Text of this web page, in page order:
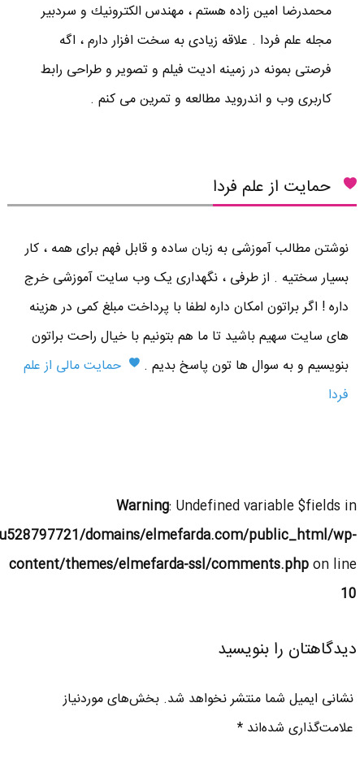
محمدرضا امين زاده هستم ، مهندس الكترونيك و سردبير
مجله علم فردا . علاقه زیادی به سخت افزار دارم ، اگه
فرصتی بمونه در زمینه ادیت فیلم و تصویر و طراحی رابط
کاربری وب و اندروید مطالعه و تمرین می کنم .
حمایت از علم فردا
نوشتن مطالب آموزشی به زبان ساده و قابل فهم برای همه ، کار
بسیار سختیه . از طرفی ، نگهداری یک وب سایت آموزشی خرج
داره ! اگر براتون امکان داره لطفا با پرداخت مبلغ کمی در هزینه
های سایت سهیم باشید تا ما هم بتونیم با خیال راحت براتون
بنویسیم و به سوال ها تون پاسخ بدیم .
حمایت مالی از علم
فردا
Warning: Undefined variable $fields in
domains/elmefarda.com/public_html/wp-
content/themes/elmefarda-ssl/comments.phpon line
10
دیدگاهتان را بنویسید
نشانی ایمیل شما منتشر نخواهد شد. بخش‌های موردنیاز
علامت‌گذاری شده‌اند*